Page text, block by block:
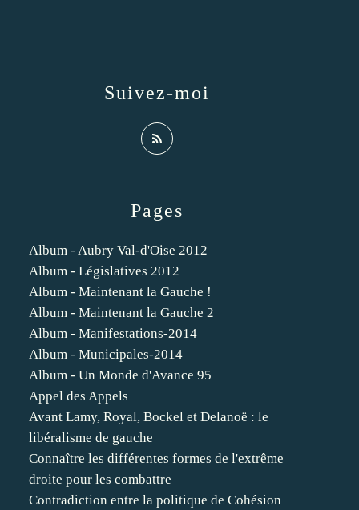
Pages
Album - Aubry Val-d'Oise 2012
Album - Législatives 2012
Album - Maintenant la Gauche !
Album - Maintenant la Gauche 2
Album - Manifestations-2014
Album - Municipales-2014
Album - Un Monde d'Avance 95
Appel des Appels
Avant Lamy, Royal, Bockel et Delanoë : le
libéralisme de gauche
Connaître les différentes formes de l'extrême
droite pour les combattre
Contradiction entre la politique de Cohésion
Suivez-moi